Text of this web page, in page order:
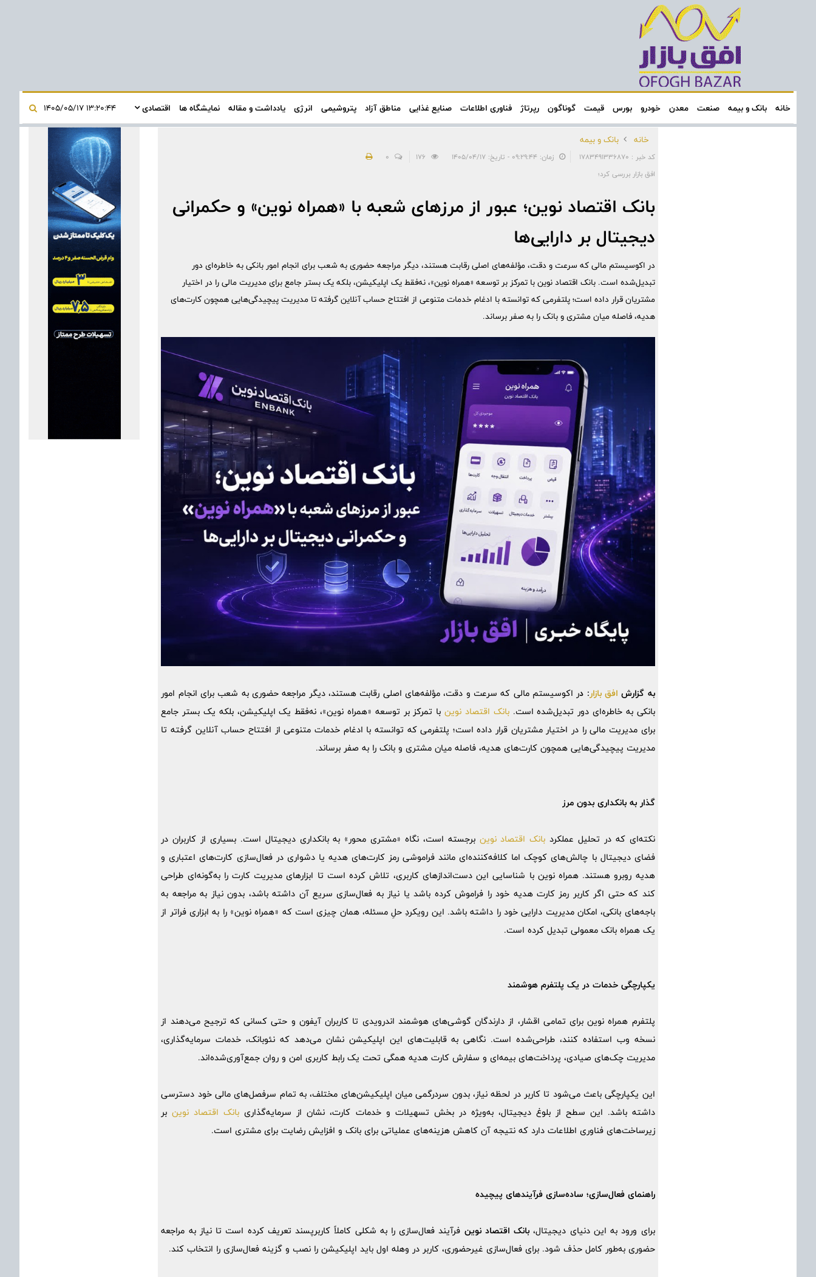
خانه بانک و بیمه صنعت معدن خودرو بورس قیمت گوناگون رپرتاژ فناوری اطلاعات صنایع غذایی مناطق آزاد پتروشیمی انرژی یادداشت و مقاله نمایشگاه ها اقتصادی
خانه بانک و بیمه
کد خبر : 1783491336870 زمان: ۰۹:۲۹:۴۴ - تاریخ: ۱۴۰۵/۰۴/۱۷
0
افق بازار بررسی کرد؛
بانک اقتصاد نوین؛ عبور از مرزهای شعبه با «همراه نوین» و حکمرانی
دیجیتال بر دارایی‌ها
در اکوسیستم مالی که سرعت و دقت، مؤلفه‌های اصلی رقابت هستند، دیگر مراجعه حضوری به شعب برای انجام امور بانکی به خاطره‌ای دور
تبدیل‌شده است. بانک اقتصاد نوین با تمرکز بر توسعه «همراه نوین»، نه‌فقط یک اپلیکیشن، بلکه یک بستر جامع برای مدیریت مالی را در اختیار
مشتریان قرار داده است؛ پلتفرمی که توانسته با ادغام خدمات متنوعی از افتتاح حساب آنلاین گرفته تا مدیریت پیچیدگی‌هایی همچون کارت‌های
هدیه، فاصله میان مشتری و بانک را به صفر برساند.
به گزارش افق بازار: در اکوسیستم مالی که سرعت و دقت، مؤلفه‌های اصلی رقابت هستند، دیگر مراجعه حضوری به شعب برای انجام امور
بانکی به خاطره‌ای دور تبدیل‌شده است.بانک اقتصاد نوینبا تمرکز بر توسعه «همراه نوین»، نه‌فقط یک اپلیکیشن، بلکه یک بستر جامع
برای مدیریت مالی را در اختیار مشتریان قرار داده است؛ پلتفرمی که توانسته با ادغام خدمات متنوعی از افتتاح حساب آنلاین گرفته تا
مدیریت پیچیدگی‌هایی همچون کارت‌های هدیه، فاصله میان مشتری و بانک را به صفر برساند.
گذار به بانکداری بدون مرز
نکته‌ای که در تحلیل عملکرد بانک اقتصاد نوین برجسته است، نگاه «مشتری محور» به بانکداری دیجیتال است. بسیاری از کاربران در
فضای دیجیتال با چالش‌های کوچک اما کلافه‌کننده‌ای مانند فراموشی رمز کارت‌های هدیه یا دشواری در فعال‌سازی کارت‌های اعتباری و
هدیه روبرو هستند. همراه نوین با شناسایی این دست‌اندازهای کاربری، تلاش کرده است تا ابزارهای مدیریت کارت را به‌گونه‌ای طراحی
کند که حتی اگر کاربر رمز کارت هدیه خود را فراموش کرده باشد یا نیاز به فعال‌سازی سریع آن داشته باشد، بدون نیاز به مراجعه به
باجه‌های بانکی، امکان مدیریت دارایی خود را داشته باشد. این رویکردِ حلِ مسئله، همان چیزی است که «همراه نوین» را به ابزاری فراتر از
یک همراه بانک معمولی تبدیل کرده است.
یکپارچگی خدمات در یک پلتفرم هوشمند
پلتفرم همراه نوین برای تمامی اقشار، از دارندگان گوشی‌های هوشمند اندرویدی تا کاربران آیفون و حتی کسانی که ترجیح می‌دهند از
نسخه وب استفاده کنند، طراحی‌شده است. نگاهی به قابلیت‌های این اپلیکیشن نشان می‌دهد که نئوبانک، خدمات سرمایه‌گذاری،
مدیریت چک‌های صیادی، پرداخت‌های بیمه‌ای و سفارش کارت هدیه همگی تحت یک رابط کاربری امن و روان جمع‌آوری‌شده‌اند.
این یکپارچگی باعث می‌شود تا کاربر در لحظه نیاز، بدون سردرگمی میان اپلیکیشن‌های مختلف، به تمام سرفصل‌های مالی خود دسترسی
داشته باشد. این سطح از بلوغ دیجیتال، به‌ویژه در بخش تسهیلات و خدمات کارت، نشان از سرمایه‌گذاری بانک اقتصاد نوینبر
زیرساخت‌های فناوری اطلاعات دارد که نتیجه آن کاهش هزینه‌های عملیاتی برای بانک و افزایش رضایت برای مشتری است.
راهنمای فعال‌سازی؛ ساده‌سازی فرآیندهای پیچیده
برای ورود به این دنیای دیجیتال، بانک اقتصاد نوین فرآیند فعال‌سازی را به شکلی کاملاً کاربرپسند تعریف کرده است تا نیاز به مراجعه
حضوری به‌طور کامل حذف شود. برای فعال‌سازی غیرحضوری، کاربر در وهله اول باید اپلیکیشن را نصب و گزینه فعال‌سازی را انتخاب کند.